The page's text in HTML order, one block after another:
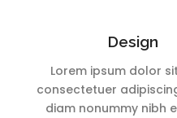
Design
Lorem ipsum dolor
consectetuer
diam nonummy nibh